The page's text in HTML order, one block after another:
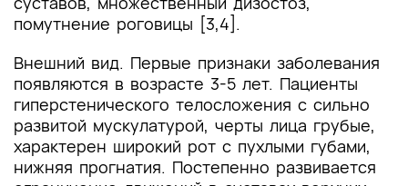
помутнение роговицы [3,4].
Внешний вид. Первые признаки заболевания
появляются в возрасте 3-5 лет. Пациенты
гиперстенического телосложения с сильно
развитой мускулатурой, черты лица грубые,
характерен широкий рот с пухлыми губами,
нижняя прогнатия. Постепенно развивается